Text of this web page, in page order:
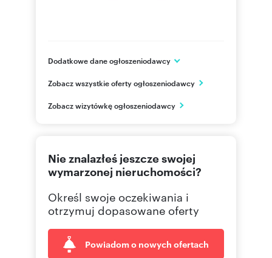
Dodatkowe dane ogłoszeniodawcy
ul. Kasztanowa 33
dolnośląskie
579631 Pokaż telefon
Zobacz wszystkie oferty ogłoszeniodawcy
Zobacz wizytówkę ogłoszeniodawcy
Nie znalazłeś jeszcze swojej
wymarzonej nieruchomości?
Określ swoje oczekiwania i
otrzymuj dopasowane oferty
Powiadom o nowych ofertach